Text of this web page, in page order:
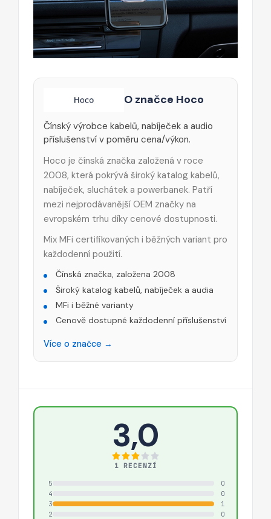
O značce Hoco
Čínský výrobce kabelů, nabíječek a audio
příslušenství v poměru cena/výkon.
Hoco je čínská značka založená v roce
2008, která pokrývá široký katalog kabelů,
nabíječek, sluchátek a powerbanek. Patří
mezi nejprodávanější OEM značky na
evropském trhu díky cenové dostupnosti.
Mix MFi certifikovaných i běžných variant pro
každodenní použití.
Čínská značka, založena 2008
Široký katalog kabelů, nabíječek a audia
MFi i běžné varianty
Cenově dostupné každodenní příslušenství
Více o značce →
3,0
1 RECENZÍ
5
0
4
0
3
1
2
0